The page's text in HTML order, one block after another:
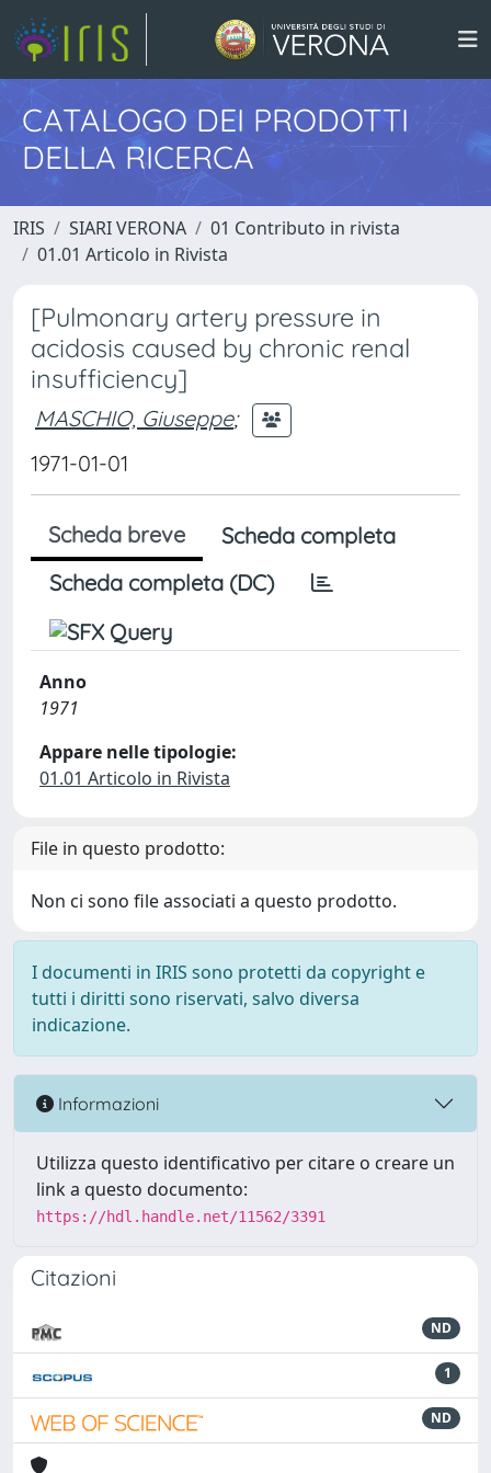
CATALOGO DEI PRODOTTI
DELLA RICERCA
IRIS SIARI VERONA
01 Contributo in rivista
01.01 Articolo in Rivista
[Pulmonary artery pressure in
acidosis caused by chronic renal
insufficiency]
MASCHIO, Giuseppe;
1971-01-01
Scheda breve
Scheda completa
Scheda completa (DC)
Anno
1971
Appare nelle tipologie:
01.01 Articolo in Rivista
File in questo prodotto:
Non ci sono file associati a questo prodotto.
I documenti in IRIS sono protetti da copyright e
tutti i diritti sono riservati, salvo diversa
indicazione.
Informazioni
Utilizza questo identificativo per citare o creare un
link a questo documento:
https://hdl.handle.net/11562/3391
Citazioni
ND
1
ND